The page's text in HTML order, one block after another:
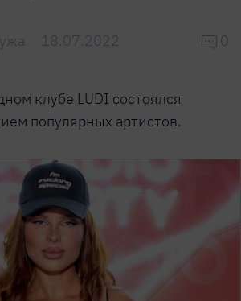
18.07.2022 0
клубе LUDI состоялся
популярных артистов.